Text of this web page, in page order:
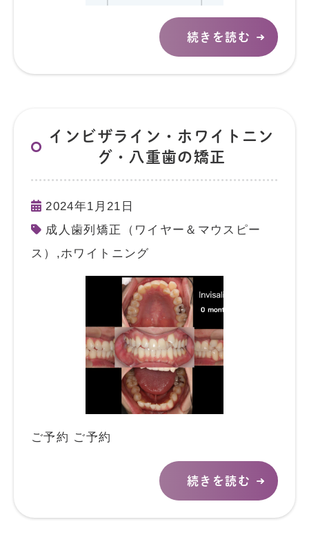
続きを読む
インビザライン・ホワイトニン
グ・八重歯の矯正
2024年1月21日
成人歯列矯正（ワイヤー＆マウスピー
ス） ,ホワイトニング
ご予約 ご予約
続きを読む